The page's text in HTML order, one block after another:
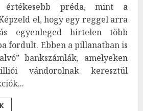
értékesebb préda, mint a
el, hogy egy reggel arra
egyenleged hirtelen több
fordult. Ebben a pillanatban is
bankszámlák, amelyeken
vándorolnak keresztül